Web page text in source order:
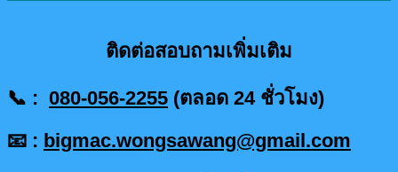
ติดต่อสอบถามเพิ่มเติม
📞 : 080-056-2255 (ตลอด 24 ชั่วโมง)
📧 : bigmac.wongsawang@gmail.com